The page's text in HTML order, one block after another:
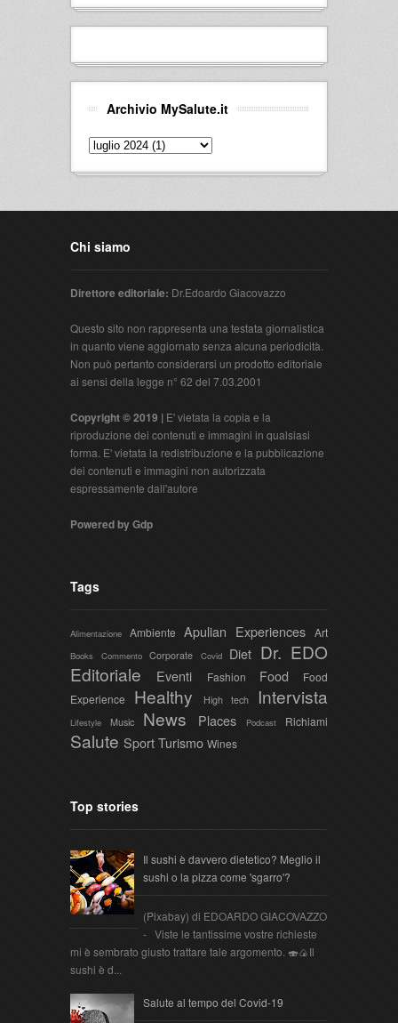
Archivio MySalute.it
Chi siamo
Direttore editoriale: Dr.Edoardo Giacovazzo
Questo sito non rappresenta una testata giornalistica
in quanto viene aggiornato senza alcuna periodicità.
Non può pertanto considerarsi un prodotto editoriale
ai sensi della legge n° 62 del 7.03.2001
Copyright © 2019 | E' vietata la copia e la
riproduzione dei contenuti e immagini in qualsiasi
forma. E' vietata la redistribuzione e la pubblicazione
dei contenuti e immagini non autorizzata
espressamente dall'autore
Powered by Gdp
Tags
Alimentazione Ambiente Apulian Experiences Art
Books Commento Corporate Covid Diet Dr. EDO
Editoriale
Eventi Fashion Food
Food
Experience
Healthy High tech Intervista
Lifestyle Music News Places Podcast Richiami
Salute SportTurismo Wines
Top stories
Il sushi è davvero dietetico? Meglio il
sushi o la pizza come 'sgarro'?
(Pixabay) di EDOARDO GIACOVAZZO
- Viste le tantissime vostre richieste
mi è sembrato giusto trattare tale argomento. 🍣🍙Il
sushi è d...
Salute al tempo del Covid-19